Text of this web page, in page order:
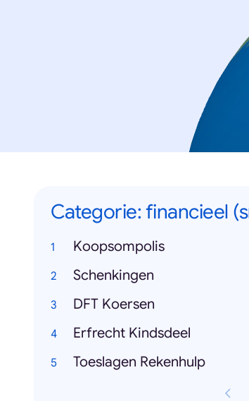
Categorie: financieel
Koopsompolis
Schenkingen
DFT Koersen
Erfrecht Kindsdeel
Toeslagen Rekenhulp